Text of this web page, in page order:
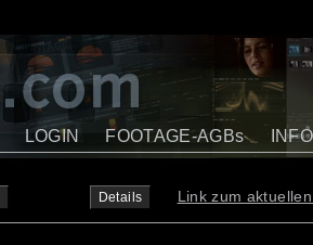
LOGIN FOOTAGE-AGBs INFO
Details Link zum